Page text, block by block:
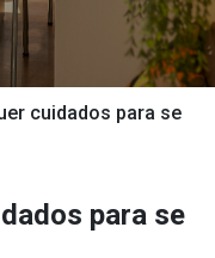
cuidados para se
para se